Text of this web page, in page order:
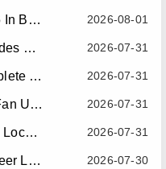
2026-08-01
Meet RIPPA At Expointer 2026 In Brazil
2026-07-31
Wheel Loader Blog | Tips, Guides & Attachments
2026-07-31
Wheel Loader Blog: The Complete Guide To Wheel Loaders For Construction, Agriculture, And Material Handling
2026-07-31
RIPPA RS06-3 Radiator And Fan Upgrade — Effective July 10, 2026
2026-07-31
RIPPA RS06-3 Boom Welding Locating Bar Optimization — Effective July 15, 2026
2026-07-30
Mini Wheel Loader Vs Skid Steer Loader: Which Compact Machine Is Better For Your Business?